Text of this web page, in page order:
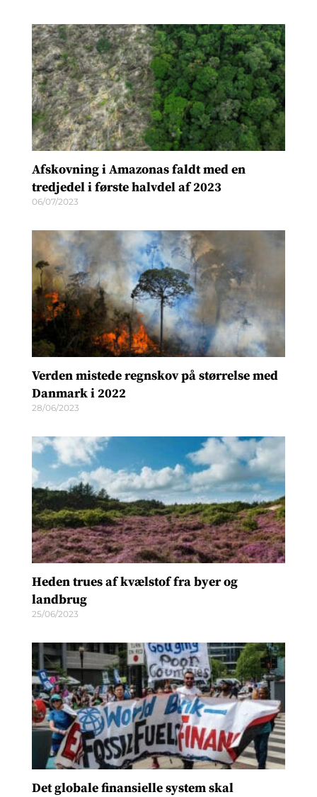
Afskovning i Amazonas faldt med en
tredjedel i første halvdel af 2023
06/07/2023
Verden mistede regnskov på størrelse med
Danmark i 2022
28/06/2023
Heden trues af kvælstof fra byer og
landbrug
25/06/2023
Det globale finansielle system skal